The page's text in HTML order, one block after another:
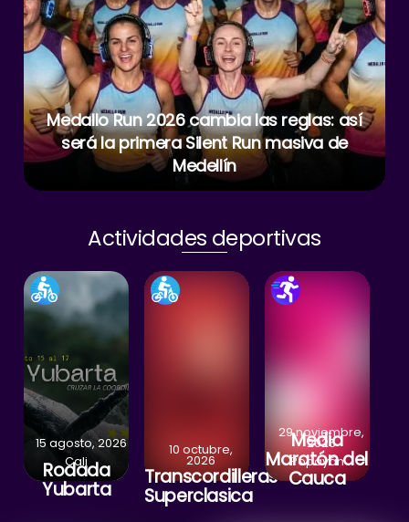
Medallo Run 2026 cambia las reglas: así
será la primera Silent Run masiva de
Medellín
Actividades deportivas
Rodada
Yubarta
15 agosto, 2026
Cali
Transcordilleras
Superclasica
10 octubre,
2026
Media
Maratón del
Cauca
29 noviembre,
2026
Popayán